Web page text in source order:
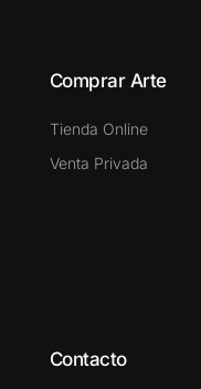
Comprar Arte
Tienda Online
Venta Privada
Contacto